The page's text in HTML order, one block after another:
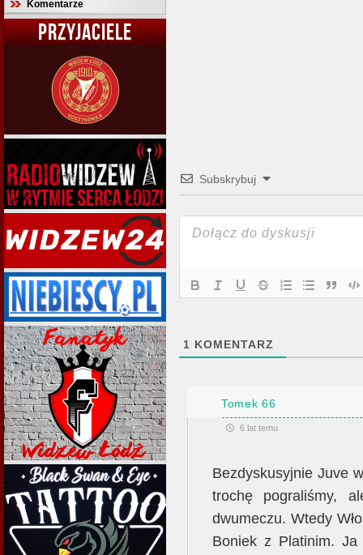
Komentarze
PRZYJACIELE
Subskrybuj
1 KOMENTARZ
Tomek 66
6 lat temu
Bezdyskusyjnie Juve
trochę pograliśmy,
dwumeczu. Wtedy
Boniek z Platinim. Ja